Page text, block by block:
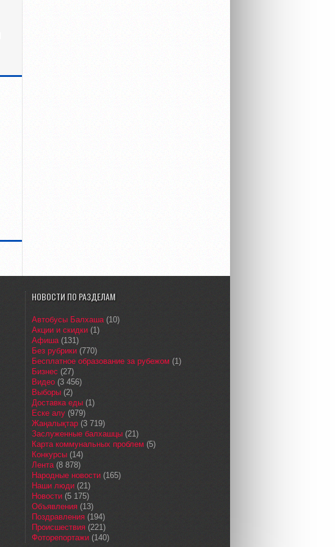
НОВОСТИ ПО РАЗДЕЛАМ
Автобусы Балхаша(10)
Акции и скидки (1)
Афиша(131)
Без рубрики (770)
Бесплатное образование за рубежом (1)
Бизнес (27)
Видео (3 456)
Выборы (2)
Доставка еды (1)
Еске алу (979)
Жаңалықтар (3 719)
Заслуженные балхашцы (21)
Карта коммунальных проблем (5)
Конкурсы (14)
Лента(8 878)
Народные новости (165)
Наши люди (21)
Новости (5 175)
Объявления (13)
Поздравления (194)
Происшествия (221)
Фоторепортажи (140)